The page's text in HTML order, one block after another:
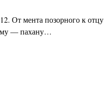
От мента позорного к отцу
— пахану…